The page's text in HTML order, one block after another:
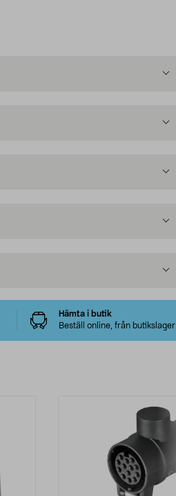
Hämta i butik
Beställ online, från butikslager